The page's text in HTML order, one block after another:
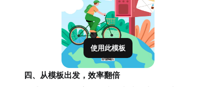
使用此模板
四、从模板出发，效率翻倍